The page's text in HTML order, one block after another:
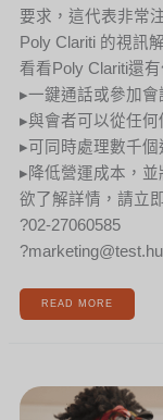
要求，這代表非常
Poly Clariti 的視訊
看看Poly Clariti還
▸一鍵通話​​或參加會
▸與會者可以從任何
▸可同時處理數千個
▸降低營運成本，
欲了解詳情，請立
?02-27060585
READ MORE
聞]
家